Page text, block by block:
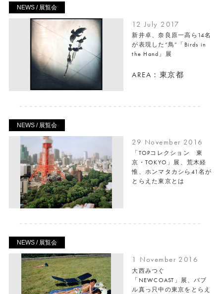
NEWS / 展覧会
12 July 2017
新井卓、奈良原一高ら14名
が表現した“鳥”「Birds in
the Hand」展
AREA：東京都
NEWS / 展覧会
29 November 2016
「TOPコレクション 東
京・TOKYO」展、荒木経
惟、ホンマタカシら41名が
とらえた東京とは
NEWS / 展覧会
1 November 2016
大西みつぐ
「NEWCOAST」展、バブ
ル真っ只中の東京をとらえ